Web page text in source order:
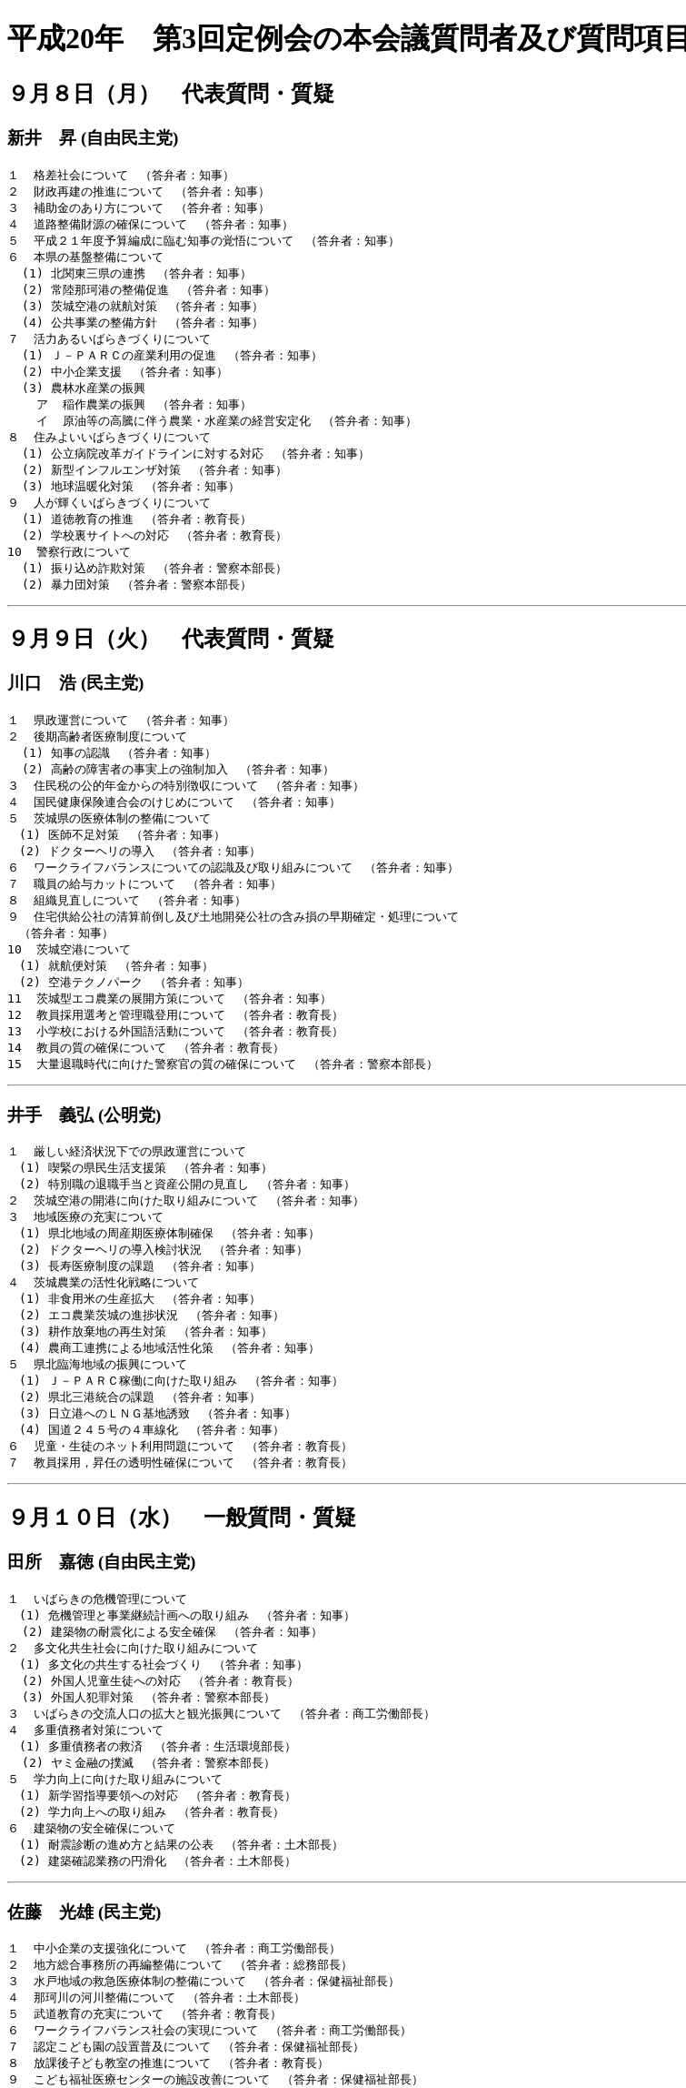
平成20年 第3回定例会の本会議質問者及び質問項目
９月８日（月） 代表質問・質疑
新井 昇 (自由民主党)
１  格差社会について　（答弁者：知事）
２  財政再建の推進について　（答弁者：知事）
３  補助金のあり方について　（答弁者：知事）
４  道路整備財源の確保について　（答弁者：知事）
５  平成２１年度予算編成に臨む知事の覚悟について　（答弁者：知事）
６  本県の基盤整備について
  (1) 北関東三県の連携　（答弁者：知事）
  (2) 常陸那珂港の整備促進　（答弁者：知事）
  (3) 茨城空港の就航対策　（答弁者：知事）
  (4) 公共事業の整備方針　（答弁者：知事）
７  活力あるいばらきづくりについて
  (1) Ｊ－ＰＡＲＣの産業利用の促進　（答弁者：知事）
  (2) 中小企業支援　（答弁者：知事）
  (3) 農林水産業の振興
    ア  稲作農業の振興　（答弁者：知事）
    イ  原油等の高騰に伴う農業・水産業の経営安定化　（答弁者：知事）
８  住みよいいばらきづくりについて
  (1) 公立病院改革ガイドラインに対する対応　（答弁者：知事）
  (2) 新型インフルエンザ対策　（答弁者：知事）
  (3) 地球温暖化対策　（答弁者：知事）
９  人が輝くいばらきづくりについて
  (1) 道徳教育の推進　（答弁者：教育長）
  (2) 学校裏サイトへの対応　（答弁者：教育長）
10  警察行政について
  (1) 振り込め詐欺対策　（答弁者：警察本部長）
９月９日（火） 代表質問・質疑
川口 浩 (民主党)
１  県政運営について　（答弁者：知事）
２  後期高齢者医療制度について
  (1) 知事の認識　（答弁者：知事）
  (2) 高齢の障害者の事実上の強制加入　（答弁者：知事）
３  住民税の公的年金からの特別徴収について　（答弁者：知事）
４  国民健康保険連合会のけじめについて　（答弁者：知事）
５  茨城県の医療体制の整備について
(1) 医師不足対策　（答弁者：知事）
(2) ドクターヘリの導入　（答弁者：知事）
６  ワークライフバランスについての認識及び取り組みについて　（答弁者：知事）
７  職員の給与カットについて　（答弁者：知事）
８  組織見直しについて　（答弁者：知事）
９  住宅供給公社の清算前倒し及び土地開発公社の含み損の早期確定・処理について
（答弁者：知事）
10  茨城空港について
(1) 就航便対策　（答弁者：知事）
(2) 空港テクノパーク　（答弁者：知事）
11  茨城型エコ農業の展開方策について　（答弁者：知事）
12  教員採用選考と管理職登用について　（答弁者：教育長）
13  小学校における外国語活動について　（答弁者：教育長）
14  教員の質の確保について　（答弁者：教育長）
井手 義弘 (公明党)
１  厳しい経済状況下での県政運営について
(1) 喫緊の県民生活支援策　（答弁者：知事）
(2) 特別職の退職手当と資産公開の見直し　（答弁者：知事）
２  茨城空港の開港に向けた取り組みについて　（答弁者：知事）
３  地域医療の充実について
(1) 県北地域の周産期医療体制確保　（答弁者：知事）
(2) ドクターヘリの導入検討状況　（答弁者：知事）
(3) 長寿医療制度の課題　（答弁者：知事）
４  茨城農業の活性化戦略について
(1) 非食用米の生産拡大　（答弁者：知事）
(2) エコ農業茨城の進捗状況　（答弁者：知事）
(3) 耕作放棄地の再生対策　（答弁者：知事）
(4) 農商工連携による地域活性化策　（答弁者：知事）
５  県北臨海地域の振興について
(1) Ｊ－ＰＡＲＣ稼働に向けた取り組み　（答弁者：知事）
(2) 県北三港統合の課題　（答弁者：知事）
(3) 日立港へのＬＮＧ基地誘致　（答弁者：知事）
(4) 国道２４５号の４車線化　（答弁者：知事）
６  児童・生徒のネット利用問題について　（答弁者：教育長）
９月１０日（水） 一般質問・質疑
田所 嘉徳 (自由民主党)
１  いばらきの危機管理について
(1) 危機管理と事業継続計画への取り組み　（答弁者：知事）
  (2) 建築物の耐震化による安全確保　（答弁者：知事）
２  多文化共生社会に向けた取り組みについて
(1) 多文化の共生する社会づくり　（答弁者：知事）
  (2) 外国人児童生徒への対応　（答弁者：教育長）
  (3) 外国人犯罪対策　（答弁者：警察本部長）
３  いばらきの交流人口の拡大と観光振興について　（答弁者：商工労働部長）
４  多重債務者対策について
(1) 多重債務者の救済　（答弁者：生活環境部長）
  (2) ヤミ金融の撲滅　（答弁者：警察本部長）
５  学力向上に向けた取り組みについて
(1) 新学習指導要領への対応　（答弁者：教育長）
(2) 学力向上への取り組み　（答弁者：教育長）
６  建築物の安全確保について
(1) 耐震診断の進め方と結果の公表　（答弁者：土木部長）
佐藤 光雄 (民主党)
１  中小企業の支援強化について　（答弁者：商工労働部長）
２  地方総合事務所の再編整備について　（答弁者：総務部長）
３  水戸地域の救急医療体制の整備について　（答弁者：保健福祉部長）
４  那珂川の河川整備について　（答弁者：土木部長）
５  武道教育の充実について　（答弁者：教育長）
６  ワークライフバランス社会の実現について　（答弁者：商工労働部長）
７  認定こども園の設置普及について　（答弁者：保健福祉部長）
８  放課後子ども教室の推進について　（答弁者：教育長）
９  こども福祉医療センターの施設改善について　（答弁者：保健福祉部長）